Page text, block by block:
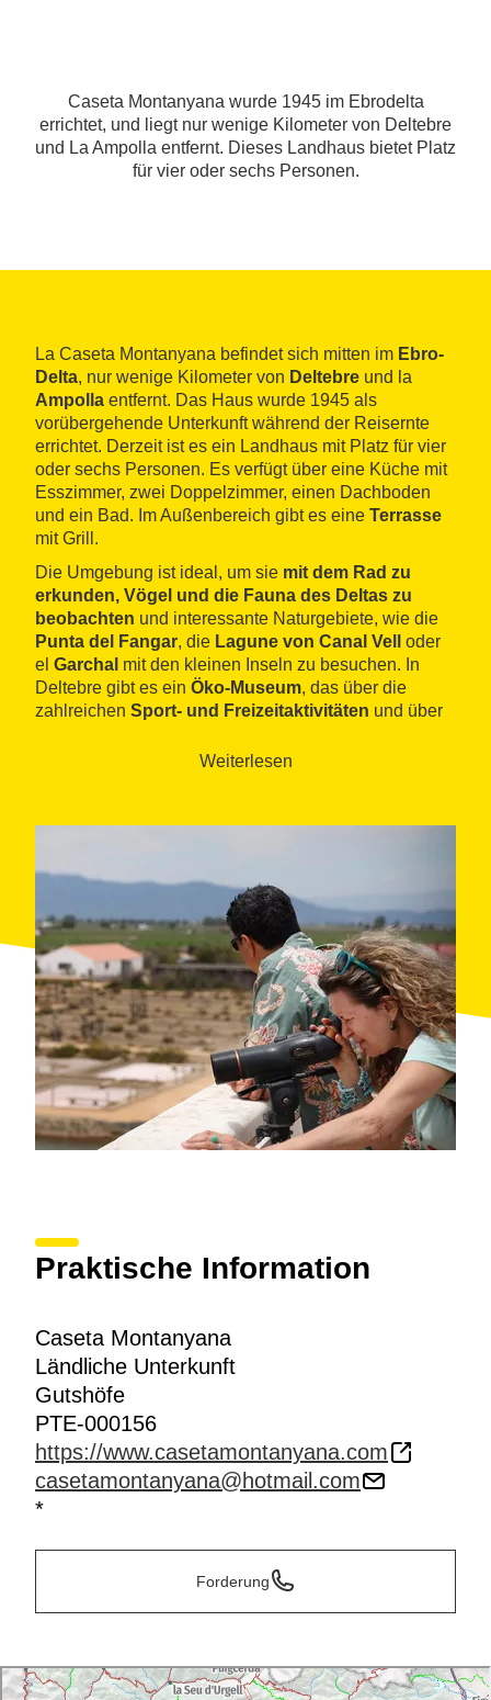
Caseta Montanyana wurde 1945 im Ebrodelta
errichtet, und liegt nur wenige Kilometer von Deltebre
und La Ampolla entfernt. Dieses Landhaus bietet Platz
für vier oder sechs Personen.
La Caseta Montanyana befindet sich mitten im Ebro-
Delta, nur wenige Kilometer von Deltebre und la
Ampolla entfernt. Das Haus wurde 1945 als
vorübergehende Unterkunft während der Reisernte
errichtet. Derzeit ist es ein Landhaus mit Platz für vier
oder sechs Personen. Es verfügt über eine Küche mit
Esszimmer, zwei Doppelzimmer, einen Dachboden
und ein Bad. Im Außenbereich gibt es eine Terrasse
mit Grill.
Die Umgebung ist ideal, um sie mit dem Rad zu
erkunden, Vögel und die Fauna des Deltas zu
beobachten und interessante Naturgebiete, wie die
Punta del Fangar, die Lagune von Canal Vell
oder
el Garchal mit den kleinen Inseln zu besuchen. In
Deltebre gibt es ein Öko-Museum, das über die
zahlreichen Sport- und Freizeitaktivitäten und über
Weiterlesen
Praktische Information
Caseta Montanyana
Ländliche Unterkunft
Gutshöfe
PTE-000156
https://www.casetamontanyana.com
casetamontanyana@hotmail.com
*
Forderung